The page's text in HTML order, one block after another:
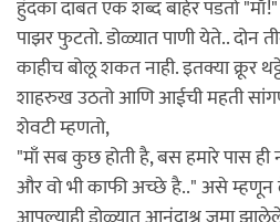
हुंदका दाबत एक शब्द बाहेर पडतो
पाझर फुटतो. डोळ्यात पाणी येते.. दोन
काहीच बोलू शकत नाही. इतक्या क्रूर
शाहरुख उठतो आणि आईची महती
शेवटी म्हणतो,
"माँ सब कुछ होती है, बस हमारे पास ही
और वो भी काफी अच्छे है.." असे म्हणून